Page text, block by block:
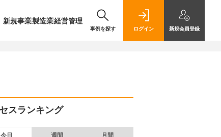
新規事業製造業経営管理
事例を探す ログイン 新規会員登録
スランキング
今日 週間 月間